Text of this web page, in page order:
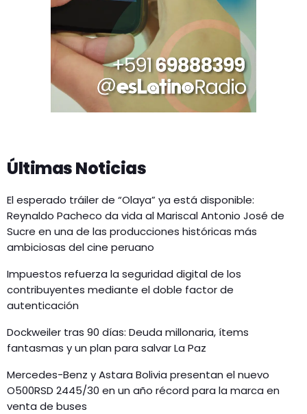
Últimas Noticias
El esperado tráiler de “Olaya” ya está disponible:
Reynaldo Pacheco da vida al Mariscal Antonio José de
Sucre en una de las producciones históricas más
ambiciosas del cine peruano
Impuestos refuerza la seguridad digital de los
contribuyentes mediante el doble factor de
autenticación
Dockweiler tras 90 días: Deuda millonaria, ítems
fantasmas y un plan para salvar La Paz
Mercedes-Benz y Astara Bolivia presentan el nuevo
O500RSD 2445/30 en un año récord para la marca en
venta de buses